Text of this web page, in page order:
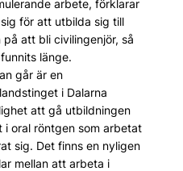
arbete, förklarar
för att utbilda sig till
att bli civilingenjör, så
länge.
går är en
i Dalarna
att gå utbildningen
oral röntgen som arbetat
sig. Det finns en nyligen
mellan att arbeta i